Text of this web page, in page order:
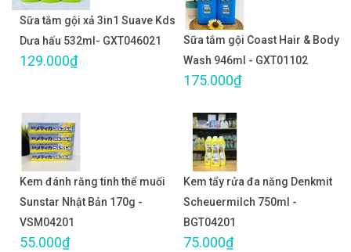
Sữa tắm gội xả 3in1 Suave Kds
Dưa hấu 532ml- GXT046021
129.000₫
Sữa tắm gội Coast Hair & Body
Wash 946ml - GXT01102
175.000₫
Kem đánh răng tinh thể muối
Sunstar Nhật Bản 170g -
VSM04201
55.000₫
Kem tẩy rửa đa năng Denkmit
Scheuermilch 750ml -
BGT04201
75.000₫